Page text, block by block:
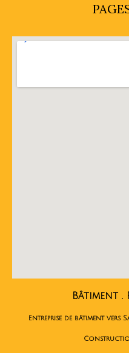
Bâtiment .
Entreprise de bâtiment vers